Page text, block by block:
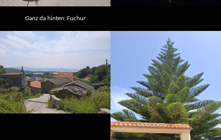
Ganz da hinten: Fuchur